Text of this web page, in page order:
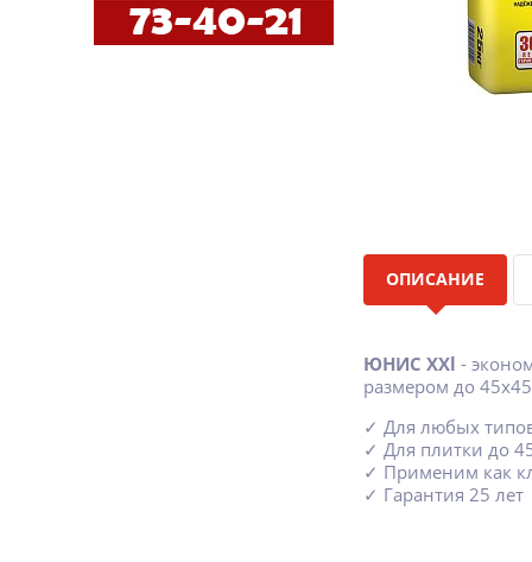
ОПИСАНИЕ
ЮНИС ХXl -
размером до
✓ Для любых
✓ Для плитки до
✓ Применим как
✓ Гарантия 25 лет